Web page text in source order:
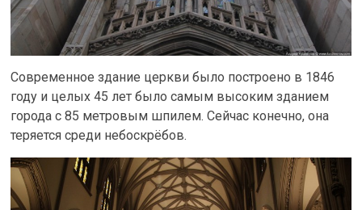
Современное здание церкви было построено в 1846
году и целых 45 лет было самым высоким зданием
города с 85 метровым шпилем. Сейчас конечно, она
теряется среди небоскрёбов.